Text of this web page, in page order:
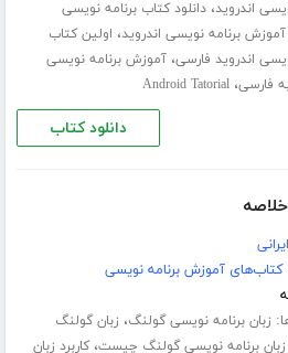
اندروید،دانلود کتاب برنامه نویسی
آموزش برنامه نویسی اندروید، اولین کتاب
اندروید فارسی،آموزش برنامه نویسی
فارسی،Android Tatorial
دانلود کتاب
کتاب‌های آموزش برنامه نویسی
زبان برنامه نویسی گولنگ، زبان گولنگ
زبان برنامه نویسی گولنگ چیست،کاربرد زبان